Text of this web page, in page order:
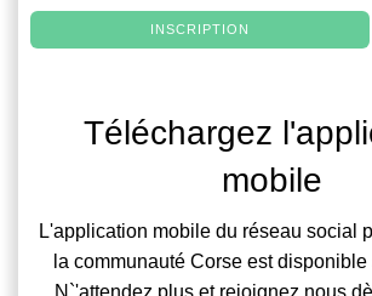
INSCRIPTION
Téléchargez
mobile
L'application mobile du réseau social
la communauté Corse est disponible
N`'attendez plus et rejoignez nous